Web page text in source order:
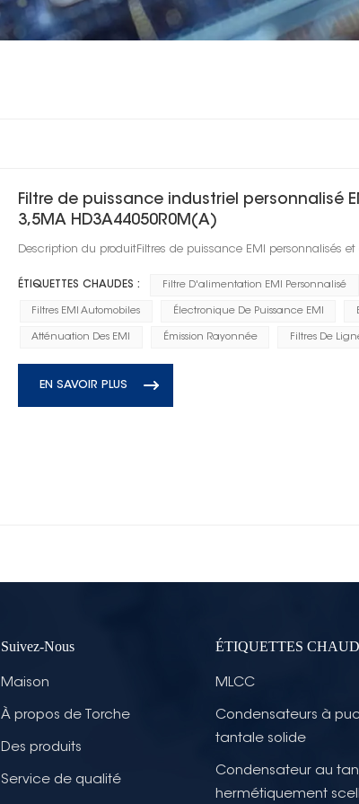
Filtre de puissance industriel personnalisé
3,5MA HD3A44050R0M(A)
Description du produitFiltres de puissance EMI personnalisés
ÉTIQUETTES CHAUDES : Filtre D'alimentation EMI Personnalisé
Filtres EMI Automobiles Électronique De Puissance EMI
Atténuation Des EMI Émission Rayonnée Filtres De
EN SAVOIR PLUS
Suivez-Nous
Maison
À propos de Torche
Des produits
Service de qualité
ÉTIQUETTES
MLCC
Condensateurs à
tantale solide
Condensateur au
hermétiquement